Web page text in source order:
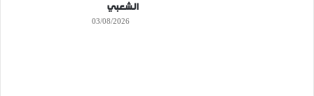
الشعبي
03/08/2026